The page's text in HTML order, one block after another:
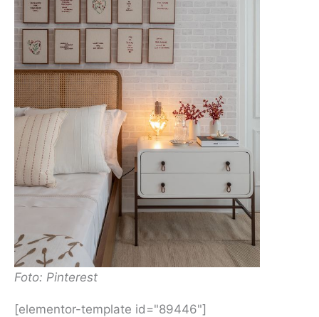
Foto: Pinterest
[elementor-template id="89446"]